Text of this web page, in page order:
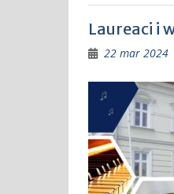
Laureaci i
22 mar 2024